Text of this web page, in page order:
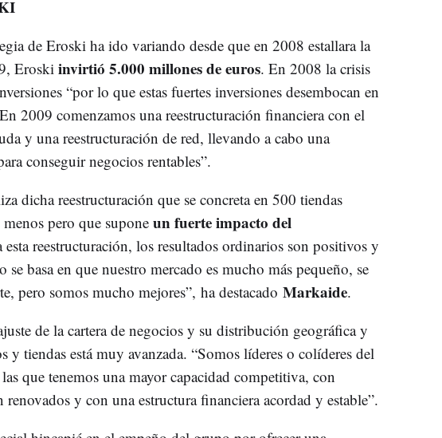
de Eroski ha ido variando desde que en 2008 estallara la
Eroskiinvirtió 5.000 millones de euros. En 2008 la crisis
“por lo que estas fuertes inversiones desembocan en
2009 comenzamos una reestructuración financiera con el
y una reestructuración de red, llevando a cabo una
conseguir negocios rentables”.
dicha reestructuración que se concreta en 500 tiendas
pero que supone un fuerte impacto del
esta reestructuración, los resultados ordinarios son positivos y
se basa en que nuestro mercado es mucho más pequeño, se
pero somos mucho mejores”, ha destacado Markaide.
de la cartera de negocios y su distribución geográfica y
y tiendas está muy avanzada. “Somos líderes o colíderes del
que tenemos una mayor capacidad competitiva, con
y con una estructura financiera acordad y estable”.